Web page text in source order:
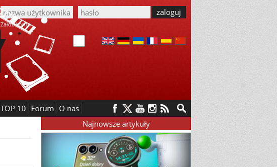
Załóż konto
TOP 10 Forum O nas
Najnowsze artykuły